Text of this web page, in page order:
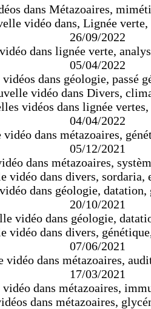
dans Métazoaires,
vidéo dans, Lignée verte,
26/09/2022
dans lignée verte,
05/04/2022
dans géologie, passé
vidéo dans Divers,
vidéos dans lignée
04/04/2022
dans métazoaires,
05/12/2021
dans métazoaires,
vidéo dans divers, sordaria,
dans géologie,
20/10/2021
vidéo dans géologie,
vidéo dans divers,
07/06/2021
vidéo dans métazoaires,
17/03/2021
dans métazoaires,
dans métazoaires,